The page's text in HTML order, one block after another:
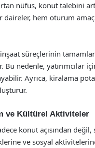
nüfus, konut talebini
daireler, hem oturum
süreçlerinin
Bu nedenle, yatırımcılar
Ayrıca, kiralama
ve Kültürel Aktiviteler
konut açısından
ve sosyal